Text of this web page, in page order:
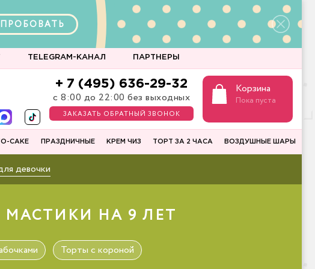
TELEGRAM-КАНАЛ ПАРТНЕРЫ
+ 7 (495) 636-29-32
с 8:00 до 22:00 без выходных
ЗАКАЗАТЬ ОБРАТНЫЙ ЗВОНОК
Корзина
Пока пуста
CAKE ПРАЗДНИЧНЫЕ КРЕМ ЧИЗ ТОРТ ЗА 2 ЧАСА ВОЗДУШНЫЕ ШАРЫ
девочки
НА 9 ЛЕТ
Торты с короной